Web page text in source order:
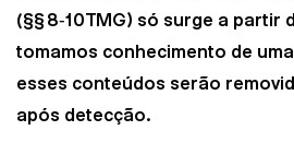
(§§ 8‑10 TMG) só surge a partir
tomamos conhecimento de
esses conteúdos serão
após detecção.